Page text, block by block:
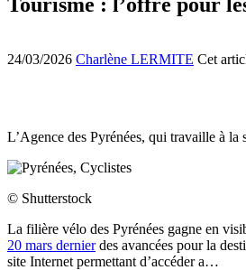
24/03/2026 Charlène LERMITE Cet
L’Agence des Pyrénées, qui travaille à
© Shutterstock
La filière vélo des Pyrénées gagne en
20 mars dernierdes avancées pour la
site Internet permettant d’accéder a…